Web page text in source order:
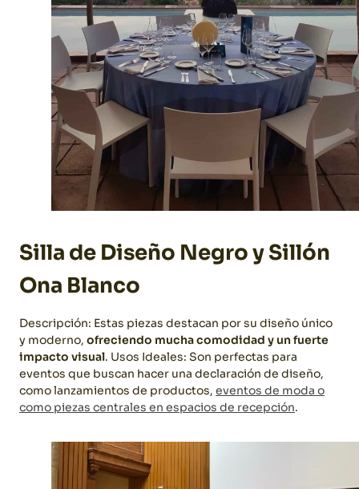
Silla de Diseño Negro y Sillón
Ona Blanco
Descripción: Estas piezas destacan por su diseño único
y moderno, ofreciendo mucha comodidad y un fuerte
impacto visual. Usos Ideales: Son perfectas para
eventos que buscan hacer una declaración de diseño,
como lanzamientos de productos, eventos de moda o
como piezas centrales en espacios de recepción.